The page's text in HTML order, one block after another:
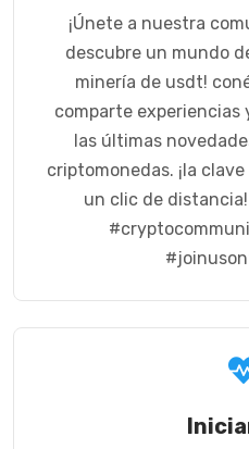
¡Únete a nuestra
descubre un mundo
minería de usdt!
comparte
las últimas
criptomonedas. ¡la
un clic de